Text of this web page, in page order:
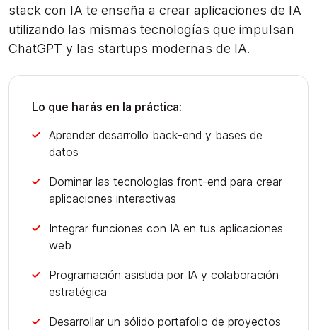
stack con IA te enseña a crear aplicaciones de IA
utilizando las mismas tecnologías que impulsan
ChatGPT y las startups modernas de IA.
Lo que harás en la práctica:
Aprender desarrollo back-end y bases de
datos
Dominar las tecnologías front-end para crear
aplicaciones interactivas
Integrar funciones con IA en tus aplicaciones
web
Programación asistida por IA y colaboración
estratégica
Desarrollar un sólido portafolio de proyectos